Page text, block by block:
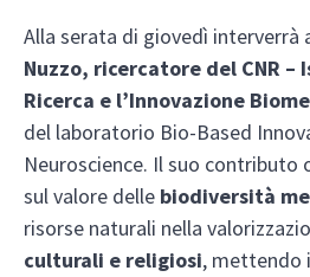
Alla serata di giovedì interverrà
Nuzzo, ricercatore del CNR
Ricerca e l’Innovazione
del laboratorio Bio-Based
Neuroscience. Il suo contributo
sul valore delle biodiversità
risorse naturali nella
culturali e religiosi, mettendo